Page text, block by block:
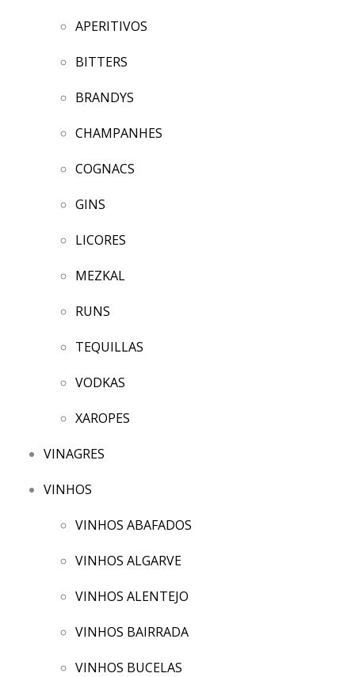
APERITIVOS
BITTERS
BRANDYS
CHAMPANHES
COGNACS
GINS
LICORES
MEZKAL
RUNS
TEQUILLAS
VODKAS
XAROPES
VINAGRES
VINHOS
VINHOS ABAFADOS
VINHOS ALGARVE
VINHOS ALENTEJO
VINHOS BAIRRADA
VINHOS BUCELAS